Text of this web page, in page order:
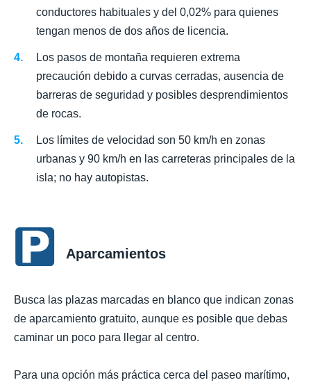
conductores habituales y del 0,02% para quienes
tengan menos de dos años de licencia.
Los pasos de montaña requieren extrema
precaución debido a curvas cerradas, ausencia de
barreras de seguridad y posibles desprendimientos
de rocas.
Los límites de velocidad son 50 km/h en zonas
urbanas y 90 km/h en las carreteras principales de la
isla; no hay autopistas.
Aparcamientos
Busca las plazas marcadas en blanco que indican zonas
de aparcamiento gratuito, aunque es posible que debas
caminar un poco para llegar al centro.
Para una opción más práctica cerca del paseo marítimo,